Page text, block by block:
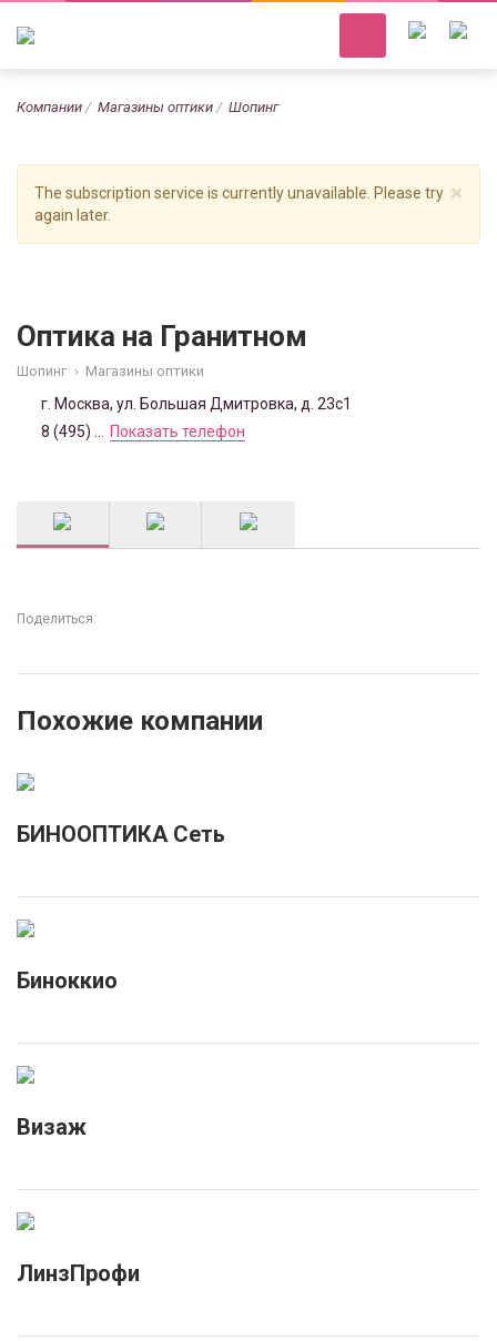
Компании Магазины оптики Шопинг
×
The subscription service is currently unavailable. Please try
again later.
Оптика на Гранитном
Шопинг › Магазины оптики
г. Москва, ул. Большая Дмитровка, д. 23с1
8 (495) ...
Показать телефон
Поделиться:
Похожие компании
БИНООПТИКА Сеть
Биноккио
Визаж
ЛинзПрофи